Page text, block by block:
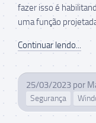
fazer isso é
uma função
Continuar lendo...
25/03/2023 por
Segurança